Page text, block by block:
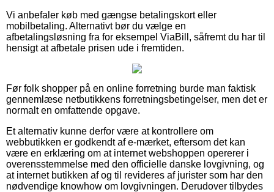
Vi anbefaler køb med gængse betalingskort eller
mobilbetaling. Alternativt bør du vælge en
afbetalingsløsning fra for eksempel ViaBill, såfremt du har til
hensigt at afbetale prisen ude i fremtiden.
Før folk shopper på en online forretning burde man faktisk
gennemlæse netbutikkens forretningsbetingelser, men det er
normalt en omfattende opgave.
Et alternativ kunne derfor være at kontrollere om
webbutikken er godkendt af e-mærket, eftersom det kan
være en erklæring om at internet webshoppen opererer i
overensstemmelse med den officielle danske lovgivning, og
at internet butikken af og til revideres af jurister som har den
nødvendige knowhow om lovgivningen. Derudover tilbydes